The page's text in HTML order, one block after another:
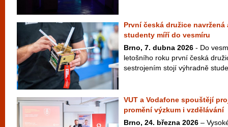
První česká družice
studenty míří do vesmíru
Brno, 7. dubna 2026 - Do
letošního roku první česká
sestrojením stojí výhradně
VUT a Vodafone spouštějí
promění výzkum i vzdělávání
Brno, 24. března 2026 –